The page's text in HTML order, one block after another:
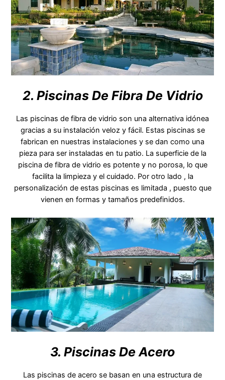
2. Piscinas De Fibra De Vidrio
Las piscinas de fibra de vidrio son una alternativa idónea
gracias a su instalación veloz y fácil. Estas piscinas se
fabrican en nuestras instalaciones y se dan como una
pieza para ser instaladas en tu patio. La superficie de la
piscina de fibra de vidrio es potente y no porosa, lo que
facilita la limpieza y el cuidado. Por otro lado , la
personalización de estas piscinas es limitada , puesto que
vienen en formas y tamaños predefinidos.
3. Piscinas De Acero
Las piscinas de acero se basan en una estructura de